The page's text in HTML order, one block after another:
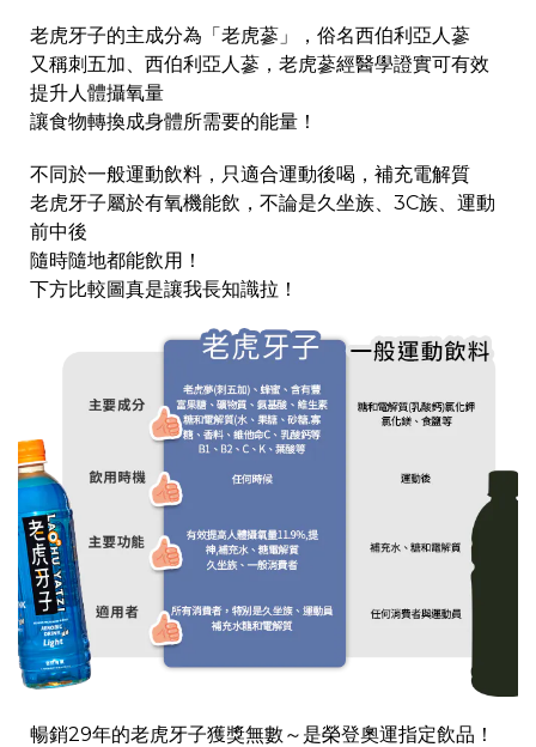
老虎牙子的主成分為「老虎蔘」，俗名西伯利亞人蔘
又稱刺五加、西伯利亞人蔘，老虎蔘經醫學證實可有效
提升人體攝氧量
讓食物轉換成身體所需要的能量！
不同於一般運動飲料，只適合運動後喝，補充電解質
老虎牙子屬於有氧機能飲，不論是久坐族、3C族、運動
前中後
隨時隨地都能飲用！
下方比較圖真是讓我長知識拉！
暢銷29年的老虎牙子獲獎無數～是榮登奧運指定飲品！